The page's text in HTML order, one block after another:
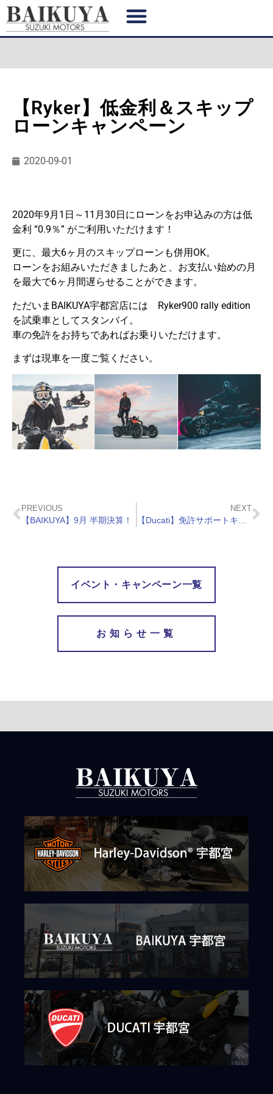
【Ryker】低金利＆スキップ
ローンキャンペーン
2020-09-01
2020年9月1日～11月30日にローンをお申込みの方は低
金利 “0.9％” がご利用いただけます！
更に、最大6ヶ月のスキップローンも併用OK。
ローンをお組みいただきましたあと、お支払い始めの月
を最大で6ヶ月間遅らせることができます。
ただいまBAIKUYA宇都宮店には Ryker900 rally edition
を試乗車としてスタンバイ。
車の免許をお持ちであればお乗りいただけます。
まずは現車を一度ご覧ください。
PREVIOUS
【BAIKUYA】9月 半期決算！
NEXT
イベント・キャンペーン一覧
お知らせ一覧